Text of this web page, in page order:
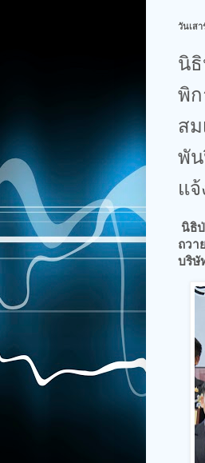
วันเส
นิ
พิก
ส
พั
แ
นิธิ
ถวา
บริษั